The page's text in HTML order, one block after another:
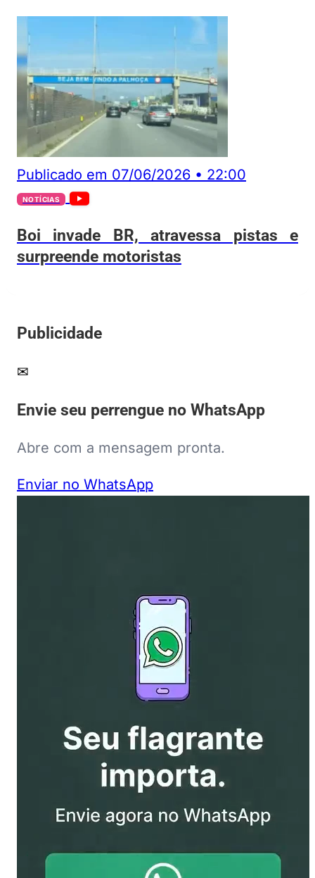
Publicado em 07/06/2026 • 22:00
NOTÍCIAS
Boi invade BR, atravessa pistas e
surpreende motoristas
Publicidade
✉
Envie seu perrengue no WhatsApp
Abre com a mensagem pronta.
Enviar no WhatsApp